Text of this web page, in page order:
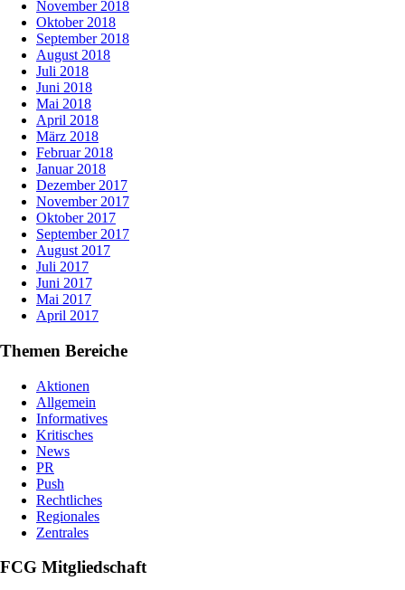
November 2018
Oktober 2018
September 2018
August 2018
Juli 2018
Juni 2018
Mai 2018
April 2018
März 2018
Februar 2018
Januar 2018
Dezember 2017
November 2017
Oktober 2017
September 2017
August 2017
Juli 2017
Juni 2017
Mai 2017
April 2017
Themen Bereiche
Aktionen
Allgemein
Informatives
Kritisches
News
PR
Push
Rechtliches
Regionales
Zentrales
FCG Mitgliedschaft